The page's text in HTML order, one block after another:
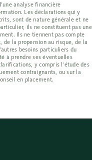
analyse financière
Les déclarations qui y
sont de nature générale et ne
ils ne constituent pas une
Ils ne tiennent pas compte
la propension au risque, de la
besoins particuliers du
à prendre ses éventuelles
y compris l’étude des
contraignants, ou sur la
en placement.